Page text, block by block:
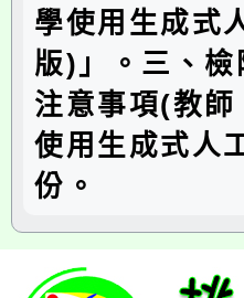
學使用生成式
版)」。三、
注意事項(教
使用生成式人
份。